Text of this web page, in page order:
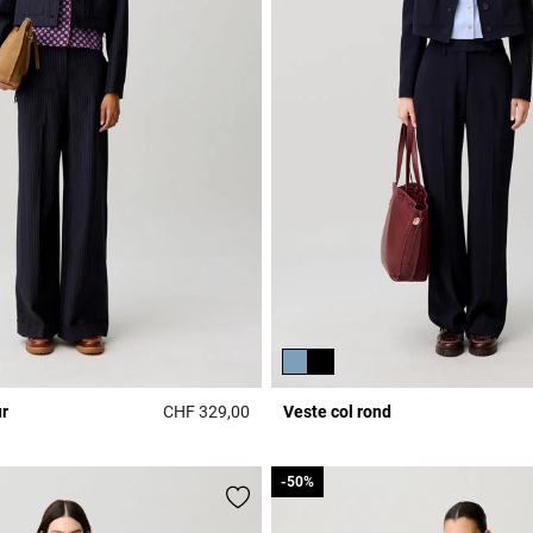
CHF 329,00 5 out of 5 Customer Rating
Veste col rond
-50%
-50%